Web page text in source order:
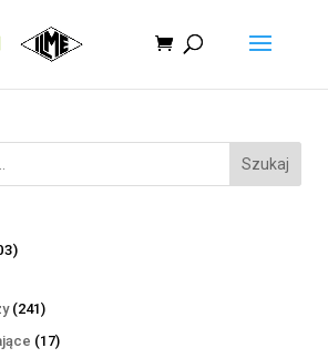
Szukaj
803
241241
produktów
1717